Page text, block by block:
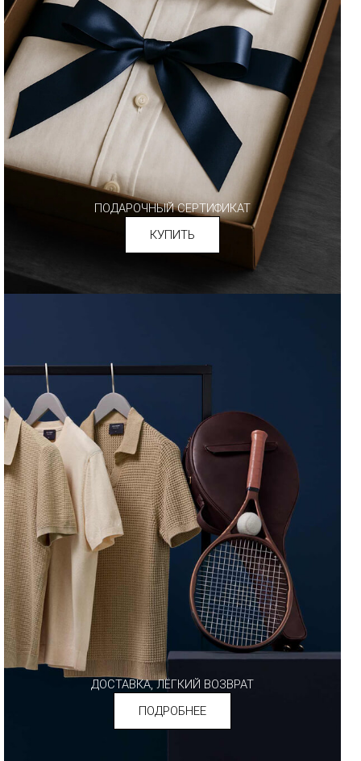
ПОДАРОЧНЫЙ СЕРТИФИКАТ
КУПИТЬ
ДОСТАВКА, ЛЁГКИЙ ВОЗВРАТ
ПОДРОБНЕЕ